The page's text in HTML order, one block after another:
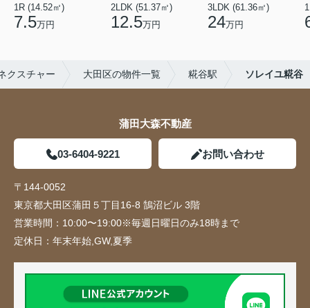
1R (14.52㎡)
7.5万円
2LDK (51.37㎡)
12.5万円
3LDK (61.36㎡)
24万円
クスチャー 大田区の物件一覧 糀谷駅 ソレイユ糀谷
蒲田大森不動産
03-6404-9221 お問い合わせ
〒144-0052
東京都大田区蒲田５丁目16-8 鵠沼ビル 3階
営業時間： 10:00〜19:00※毎週日曜日のみ18時まで
定休日： 年末年始,GW,夏季